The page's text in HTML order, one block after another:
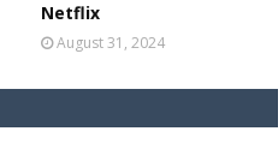
Netflix
August 31, 2024